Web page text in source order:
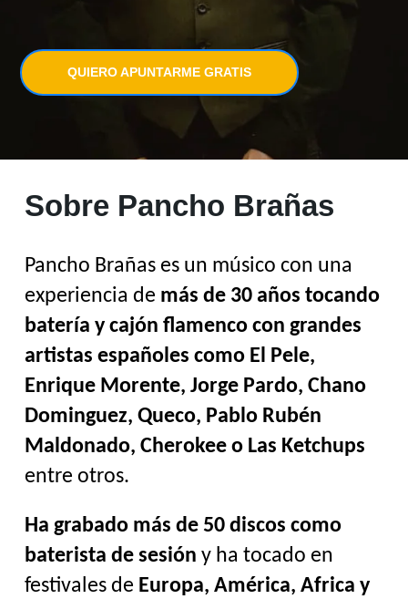
QUIERO APUNTARME GRATIS
Sobre Pancho Brañas
Pancho Brañas es un músico con una
experiencia de más de 30 años tocando
batería y cajón flamenco con grandes
artistas españoles como El Pele,
Enrique Morente, Jorge Pardo, Chano
Dominguez, Queco, Pablo Rubén
Maldonado, Cherokee o Las Ketchups
entre otros.
Ha grabado más de 50 discos como
baterista de sesión y ha tocado en
festivales de Europa, América, Africa y